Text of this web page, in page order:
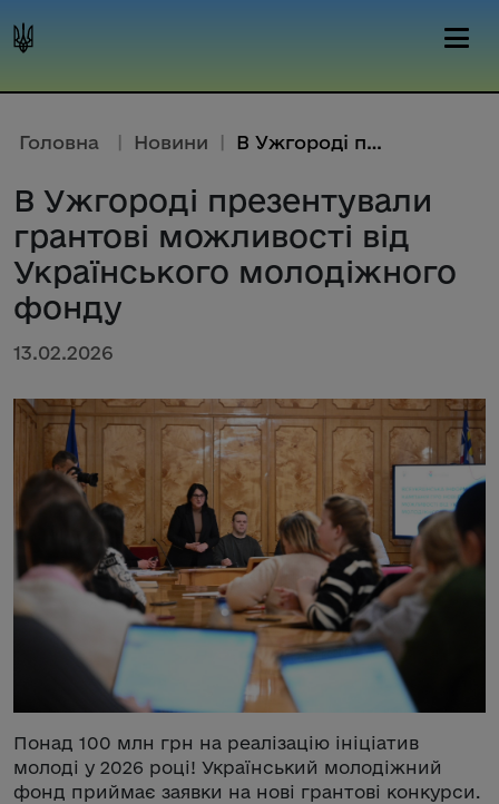
Головна | Новини | В Ужгороді презентували гранто...
В Ужгороді презентували
грантові можливості від
Українського молодіжного
фонду
13.02.2026
Понад 100 млн грн на реалізацію ініціатив
молоді у 2026 році! Український молодіжний
фонд приймає заявки на нові грантові конкурси.